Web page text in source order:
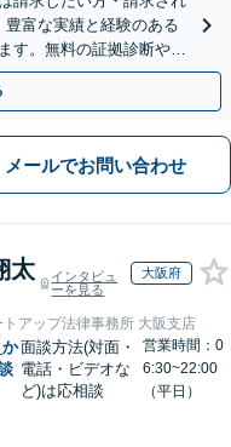
富な実績と経験のある
す。無料の証拠診断や着
談ください。
メールでお問い合わせ
太
インタビュ
ーを見る
大阪府
アップ法律事務所 大阪支店
か面談方法(対面・
電話・ビデオな
ど)は応相談
営業時間：0
6:30~22:00
（平日）